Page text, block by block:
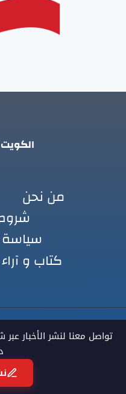
الكويت
من نحن
كتاب و آراء
تواصل معنا لنشر الأخبار